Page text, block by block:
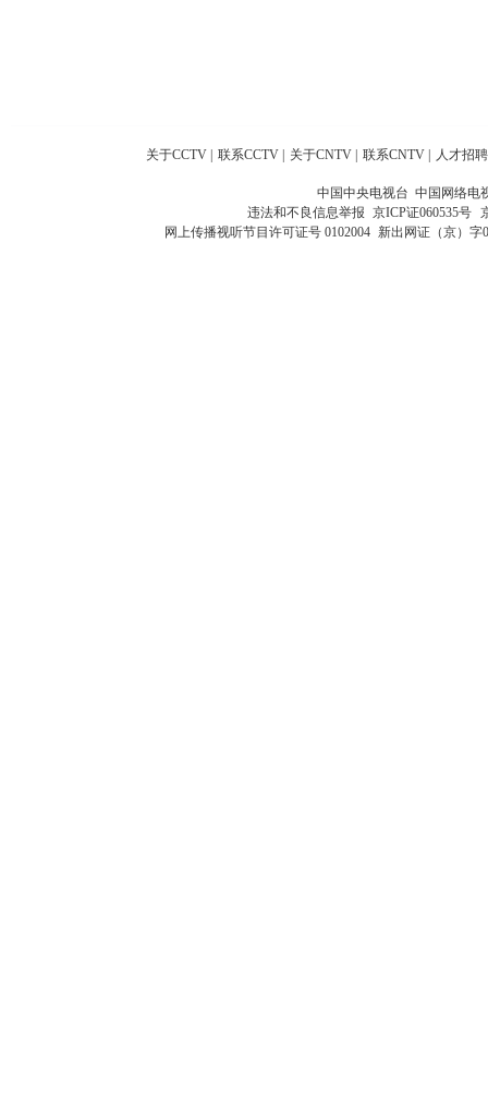
关于CCTV 联系CCTV 关于CNTV 联系CNTV 人才招聘
中国中央电视台 中国网络电
违法和不良信息举报 京ICP证060535号
网上传播视听节目许可证号 0102004 新出网证（京）